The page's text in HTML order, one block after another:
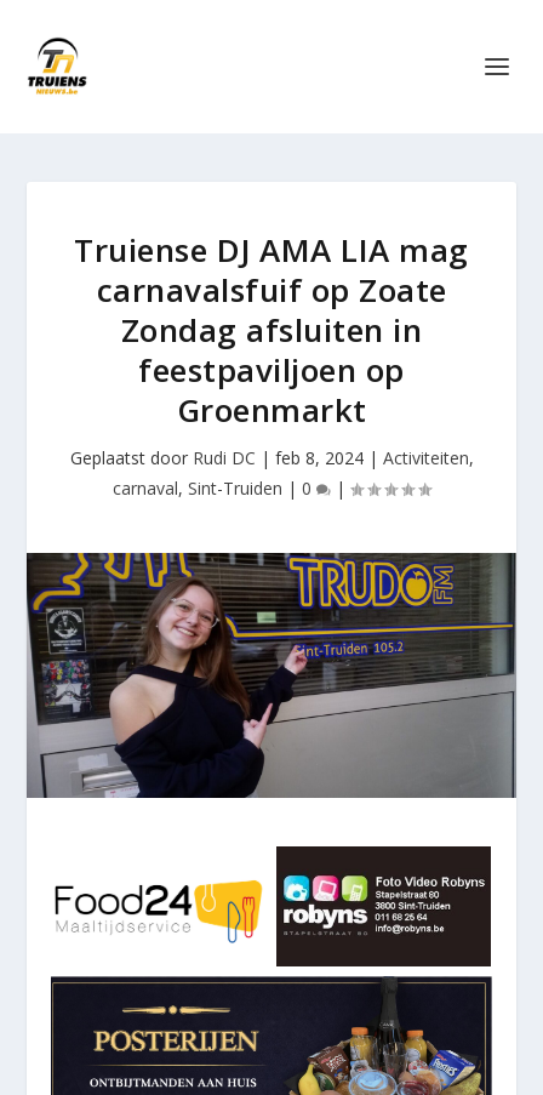
Truiense DJ AMA LIA mag
carnavalsfuif op Zoate
Zondag afsluiten in
feestpaviljoen op
Groenmarkt
Geplaatst door Rudi DC | feb 8, 2024| Activiteiten,
carnaval, Sint-Truiden | 0 |